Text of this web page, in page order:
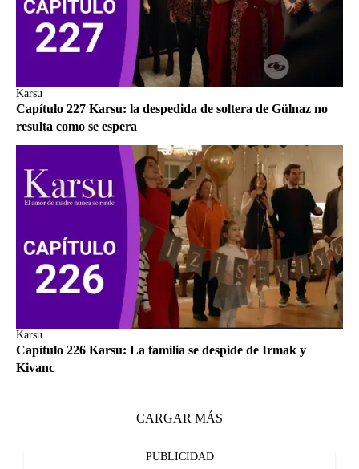
Karsu
Capítulo 227 Karsu: la despedida de soltera de Gülnaz no
resulta como se espera
Karsu
Capítulo 226 Karsu: La familia se despide de Irmak y
Kivanc
CARGAR MÁS
PUBLICIDAD